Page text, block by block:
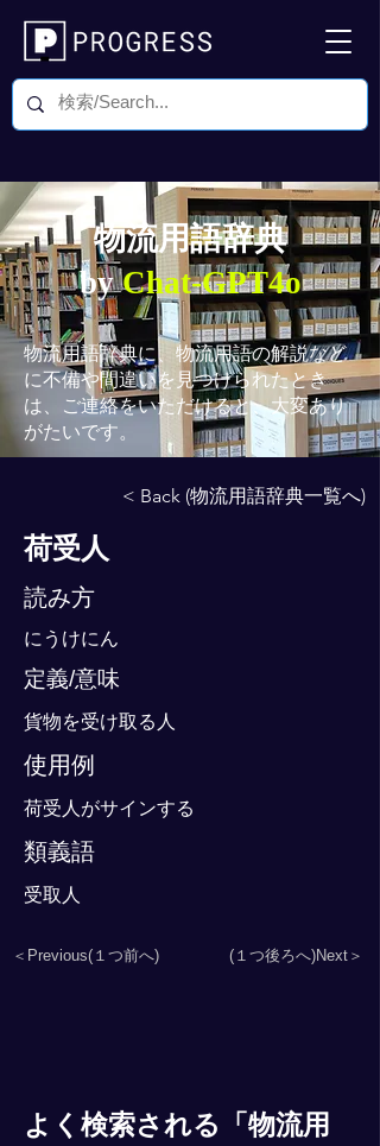
物流用語辞典
byChat-GPT4o
物流用語辞典に、物流用語の解説など
に不備や間違いを見つけられたとき
は、ご連絡をいただけると、大変あり
がたいです。
< Back (物流用語辞典一覧へ)
荷受人
読み方
にうけにん
定義/意味
貨物を受け取る人
使用例
荷受人がサインする
類義語
受取人
＜Previous(１つ前へ) (１つ後ろへ)Next＞
よく検索される「物流用